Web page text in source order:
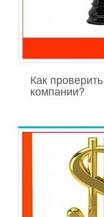
Как
компании?